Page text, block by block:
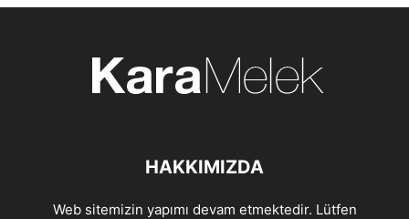
HAKKIMIZDA
Web sitemizin yapımı devam etmektedir. Lütfen